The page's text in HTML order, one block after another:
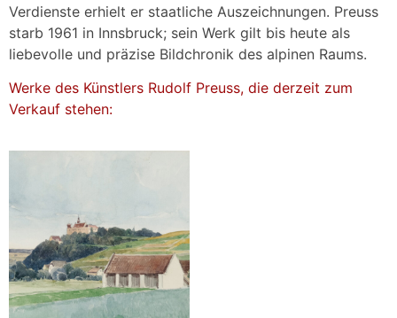
Verdienste erhielt er staatliche Auszeichnungen. Preuss
starb 1961 in Innsbruck; sein Werk gilt bis heute als
liebevolle und präzise Bildchronik des alpinen Raums.
Werke des Künstlers Rudolf Preuss, die derzeit zum
Verkauf stehen: